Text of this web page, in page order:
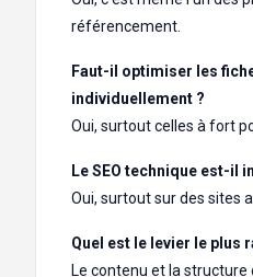
référencement.
Faut-il optimiser les
individuellement ?
Oui, surtout celles à fort
Le SEO technique est-il
Oui, surtout sur des sites
Quel est le levier le plus
Le contenu et la structure